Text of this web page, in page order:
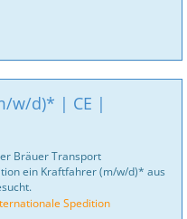
w/d)* | CE |
Bräuer Transport
ein Kraftfahrer (m/w/d)* aus
Spedition